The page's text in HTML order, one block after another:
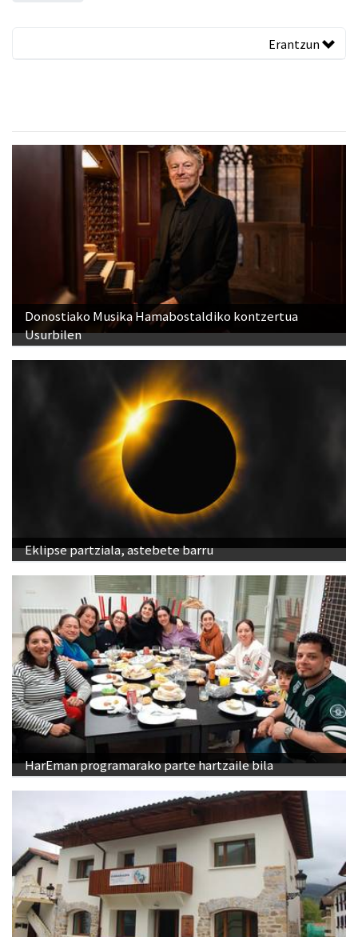
Erantzun
Donostiako Musika Hamabostaldiko kontzertua
Usurbilen
Eklipse partziala, astebete barru
HarEman programarako parte hartzaile bila